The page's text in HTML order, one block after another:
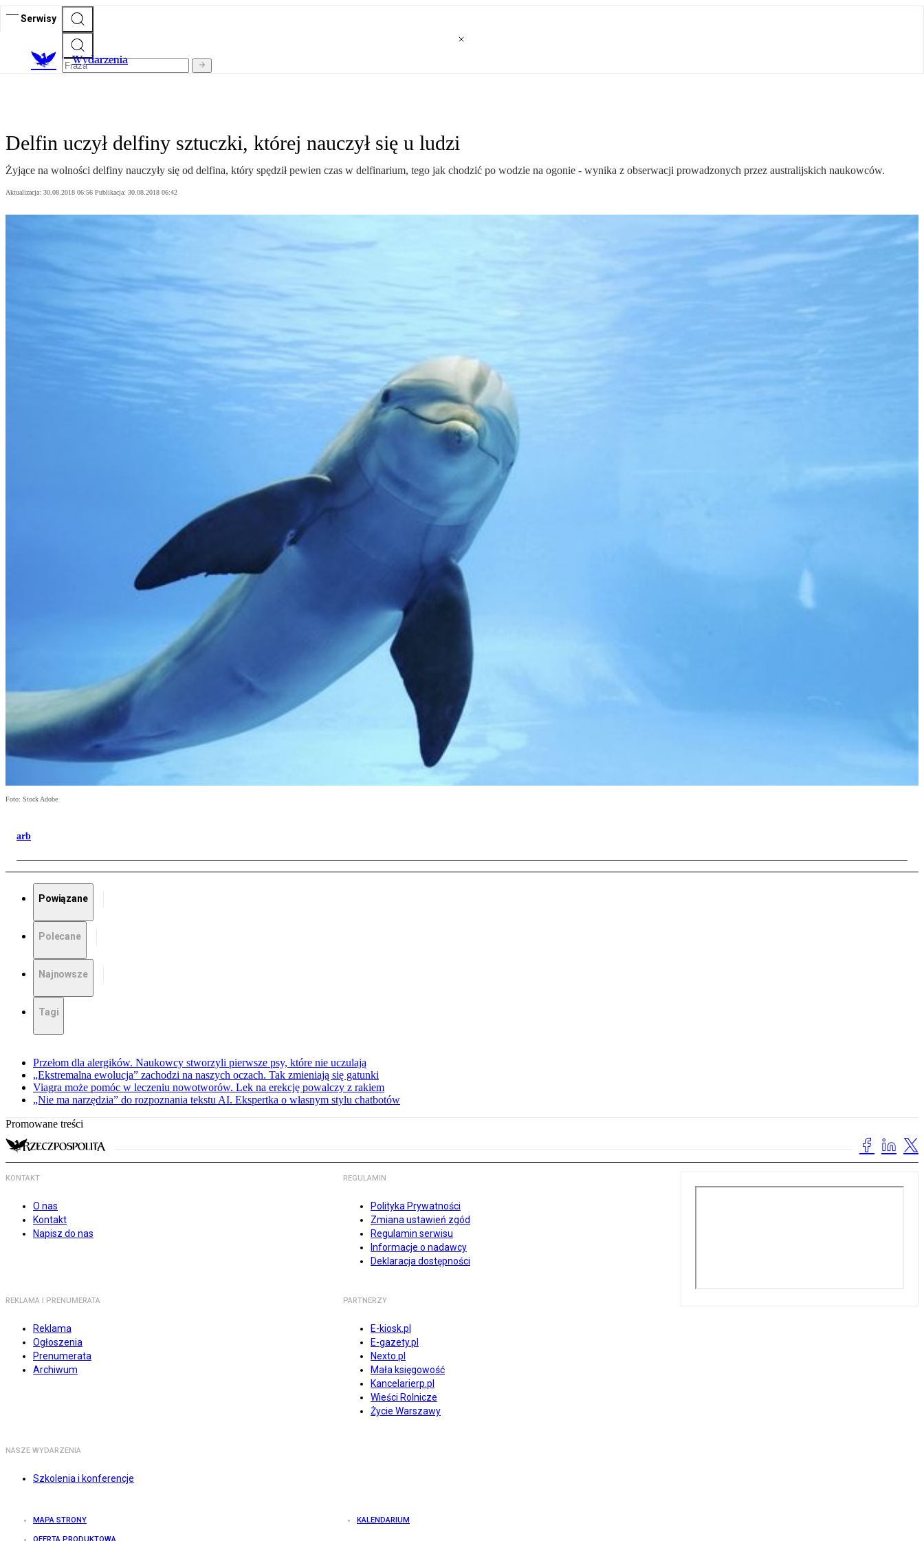
Serwisy
Wydarzenia
Delfin uczył delfiny sztuczki, której nauczył się u ludzi
Żyjące na wolności delfiny nauczyły się od delfina, który spędził pewien czas w delfinarium, tego jak chodzić po wodzie na ogonie - wynika z obserwacji prowadzonych przez australijskich naukowców.
Aktualizacja: 30.08.2018 06:56 Publikacja: 30.08.2018 06:42
Foto: Stock Adobe
arb
Powiązane
Polecane
Najnowsze
Tagi
Przełom dla alergików. Naukowcy stworzyli pierwsze psy, które nie uczulają
„Ekstremalna ewolucja” zachodzi na naszych oczach. Tak zmieniają się gatunki
Viagra może pomóc w leczeniu nowotworów. Lek na erekcję powalczy z rakiem
„Nie ma narzędzia” do rozpoznania tekstu AI. Ekspertka o własnym stylu chatbotów
Promowane treści
KONTAKT
O nas
Kontakt
Napisz do nas
REGULAMIN
Polityka Prywatności
Zmiana ustawień zgód
Regulamin serwisu
Informacje o nadawcy
Deklaracja dostępności
REKLAMA I PRENUMERATA
Reklama
Ogłoszenia
Prenumerata
Archiwum
PARTNERZY
E-kiosk.pl
E-gazety.pl
Nexto.pl
Mała księgowość
Kancelarierp.pl
Wieści Rolnicze
Życie Warszawy
NASZE WYDARZENIA
Szkolenia i konferencje
MAPA STRONY KALENDARIUM